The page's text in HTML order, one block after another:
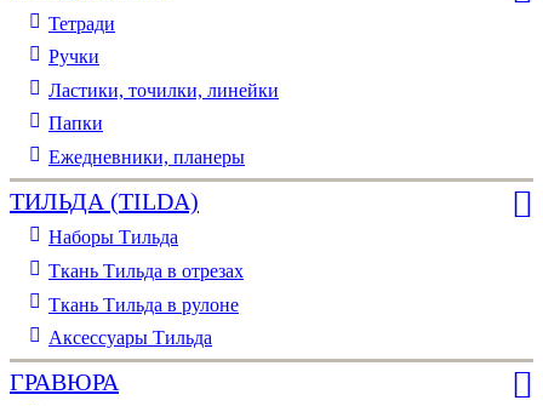
Тетради
Ручки
Ластики, точилки, линейки
Папки
Ежедневники, планеры
ТИЛЬДА (TILDA)
Наборы Тильда
Ткань Тильда в отрезах
Ткань Тильда в рулоне
Аксессуары Тильда
ГРАВЮРА